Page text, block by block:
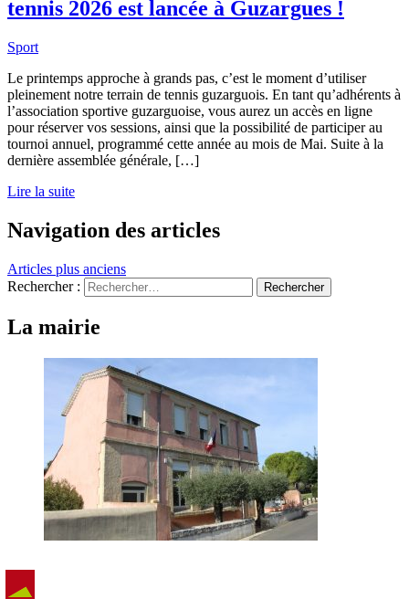
tennis 2026 est lancée à Guzargues !
Sport
Le printemps approche à grands pas, c’est le moment d’utiliser
pleinement notre terrain de tennis guzarguois. En tant qu’adhérents à
l’association sportive guzarguoise, vous aurez un accès en ligne
pour réserver vos sessions, ainsi que la possibilité de participer au
tournoi annuel, programmé cette année au mois de Mai. Suite à la
dernière assemblée générale, […]
Lire la suite
Navigation des articles
Articles plus anciens
Rechercher :
La mairie